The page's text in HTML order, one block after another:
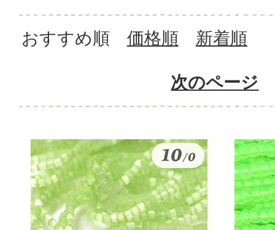
おすすめ順 価格順 新着順
次のページ